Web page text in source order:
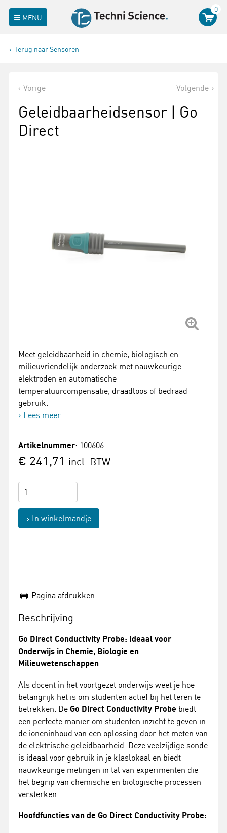
MENU
0
Terug naar Sensoren
Vorige Volgende
Geleidbaarheidsensor | Go
Direct
Meet geleidbaarheid in chemie, biologisch en
milieuvriendelijk onderzoek met nauwkeurige
elektroden en automatische
temperatuurcompensatie, draadloos of bedraad
gebruik.
Lees meer
Artikelnummer: 100606
€ 241,71 incl. BTW
In winkelmandje
Pagina afdrukken
Beschrijving
Go Direct Conductivity Probe: Ideaal voor
Onderwijs in Chemie, Biologie en
Milieuwetenschappen
Als docent in het voortgezet onderwijs weet je hoe
belangrijk het is om studenten actief bij het leren te
betrekken. De Go Direct Conductivity Probe biedt
een perfecte manier om studenten inzicht te geven in
de ioneninhoud van een oplossing door het meten van
de elektrische geleidbaarheid. Deze veelzijdige sonde
is ideaal voor gebruik in je klaslokaal en biedt
nauwkeurige metingen in tal van experimenten die
het begrip van chemische en biologische processen
versterken.
Hoofdfuncties van de Go Direct Conductivity Probe: